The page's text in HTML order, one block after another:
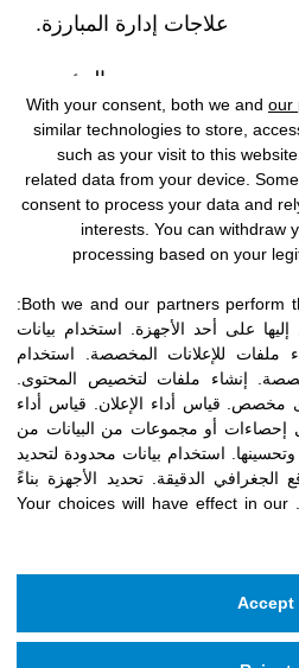
علاجات إدارة المبارزة.
المؤتمر.
الحياة والموت, حاول
عادلة بين القلب والعقل.
With your consent, both we and our
similar technologies to store,
such as your visit to this
related data from your device.
consent to process your data and
interests. You can withdraw
processing based on your
Both we and our partners perform
على أحد الأجهزة
استخدام بيانات
ملفات للإعلانات المخصصة
استخدام
إنشاء ملفات لتخصيص المحتوى
مخصص
قياس أداء الإعلان
قياس أداء
إحصاءات أو مجموعات من البيانات من
استخدام بيانات محدودة لتحديد
الجغرافي الدقيقة .تحديد الأجهزة بناءً
Your choices will have effect in our
Accept